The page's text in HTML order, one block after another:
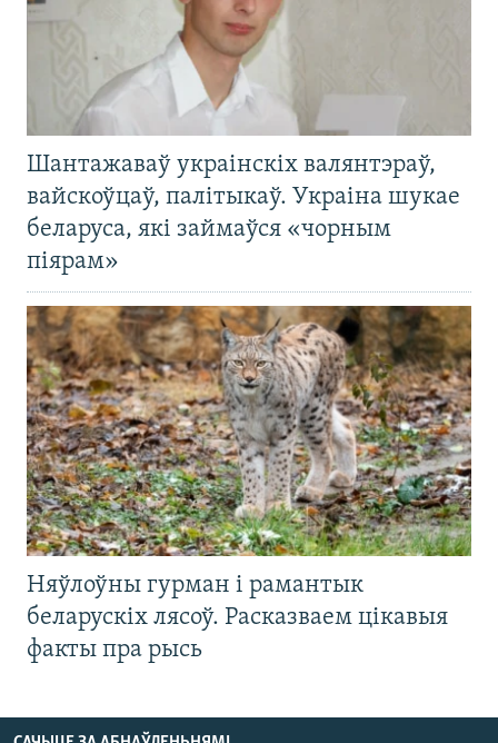
Шантажаваў украінскіх валянтэраў,
вайскоўцаў, палітыкаў. Украіна шукае
беларуса, які займаўся «чорным
піярам»
Няўлоўны гурман і рамантык
беларускіх лясоў. Расказваем цікавыя
факты пра рысь